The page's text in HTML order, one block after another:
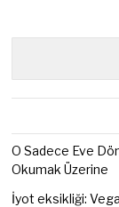
O Sadece Eve
Okumak Üzerine
İyot eksikliği: